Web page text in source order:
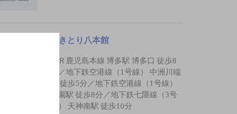
やきとり八本館
ＪＲ鹿児島本線 博多駅 博多口 徒歩8
分／地下鉄空港線（1号線） 中洲川端
駅 徒歩5分／地下鉄空港線（1号線）
祇園駅 徒歩8分／地下鉄七隈線（3号
線） 天神南駅 徒歩10分